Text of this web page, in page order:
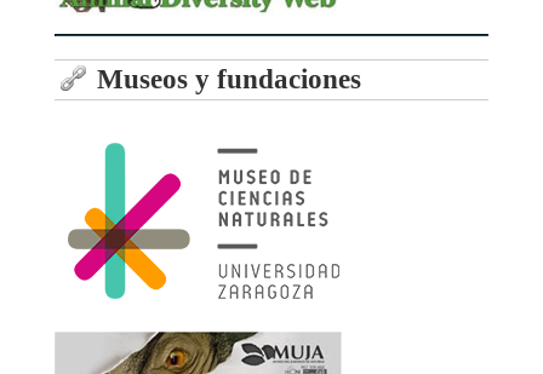
Museos y fundaciones